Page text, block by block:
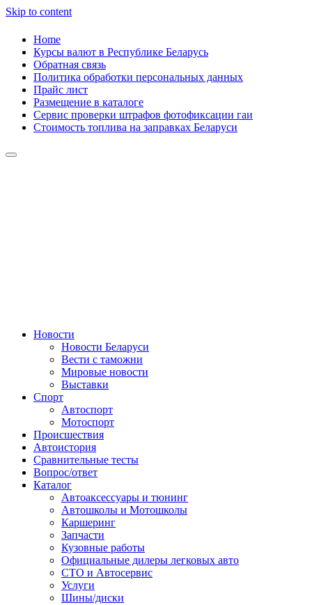
Skip to content
Home
Курсы валют в Республике Беларусь
Обратная связь
Политика обработки персональных данных
Прайс лист
Размещение в каталоге
Сервис проверки штрафов фотофиксации гаи
Стоимость топлива на заправках Беларуси
Сайт про автомобили
Новости
Новости Беларуси
Вести с таможни
Мировые новости
Выставки
Спорт
Автоспорт
Мотоспорт
Происшествия
Автоистория
Сравнительные тесты
Вопрос/ответ
Каталог
Автоакcессуары и тюнинг
Автошколы и Мотошколы
Каршеринг
Запчасти
Кузовные работы
Официальные дилеры легковых авто
СТО и Автосервис
Услуги
Шины/диски